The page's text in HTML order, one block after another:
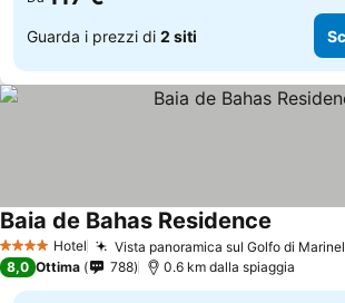
Guarda i prezzi di 2 siti
4 Stelle Hotel Vista panoramica sul Golfo di
Baia de Bahas Residence
8,0 Ottima 788 0.6 km dalla spiaggia